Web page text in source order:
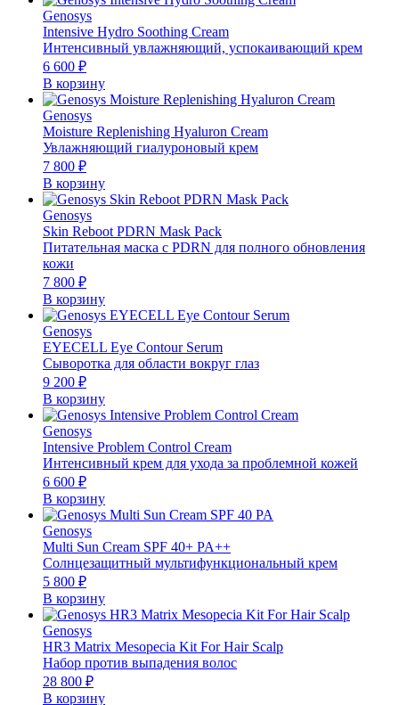
Genosys
Intensive Hydro Soothing Cream
Интенсивный увлажняющий, успокаивающий крем
6 600 ₽
В корзину
Genosys
Moisture Replenishing Hyaluron Cream
Увлажняющий гиалуроновый крем
7 800 ₽
В корзину
Genosys
Skin Reboot PDRN Mask Pack
Питательная маска с PDRN для полного обновления
кожи
7 800 ₽
В корзину
Genosys
EYECELL Eye Contour Serum
Сыворотка для области вокруг глаз
9 200 ₽
В корзину
Genosys
Intensive Problem Control Cream
Интенсивный крем для ухода за проблемной кожей
6 600 ₽
В корзину
Genosys
Multi Sun Cream SPF 40+ PA++
Солнцезащитный мультифункциональный крем
5 800 ₽
В корзину
Genosys
HR3 Matrix Mesopecia Kit For Hair Scalp
Набор против выпадения волос
28 800 ₽
В корзину